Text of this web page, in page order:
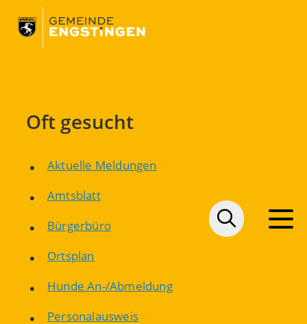
Oft gesucht
Aktuelle Meldungen
Amtsblatt
Bürgerbüro
Ortsplan
Hunde An-/Abmeldung
Personalausweis